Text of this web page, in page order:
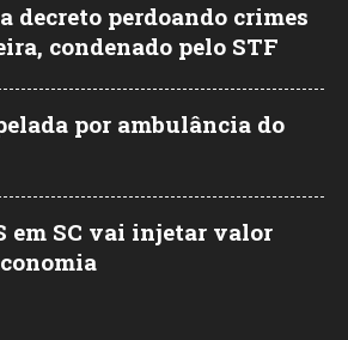
decreto perdoando crimes
condenado pelo STF
por ambulância do
em SC vai injetar valor